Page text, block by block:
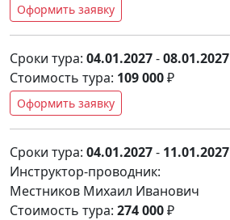
Оформить заявку
Сроки тура: 04.01.2027-08.01.2027
Стоимость тура: 109 000₽
Оформить заявку
Сроки тура: 04.01.2027- 11.01.2027
Инструктор-проводник:
Местников Михаил Иванович
Стоимость тура: 274 000₽